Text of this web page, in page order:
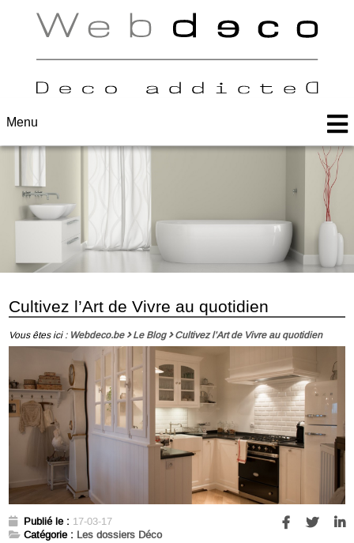
Menu
Cultivez l’Art de Vivre au quotidien
Vous êtes ici : Webdeco.be Le Blog Cultivez l’Art de Vivre au quotidien
Publié le : 17-03-17
Catégorie : Les dossiers Déco